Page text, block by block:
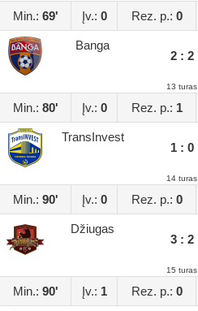
Min.: 69' Įv.: 0 Rez. p.: 0
Banga
2 : 2
13 turas
Min.: 80' Įv.: 0 Rez. p.: 1
TransInvest
1 : 0
14 turas
Min.: 90' Įv.: 0 Rez. p.: 0
Džiugas
3 : 2
15 turas
Min.: 90' Įv.: 1 Rez. p.: 0